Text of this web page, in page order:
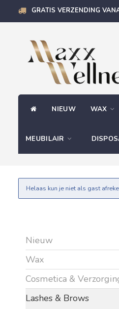
GRATIS VERZENDING
NIEUW WAX
MEUBILAIR
Helaas kun je niet als gast
Nieuw
Wax
Cosmetica &
Lashes & Brows